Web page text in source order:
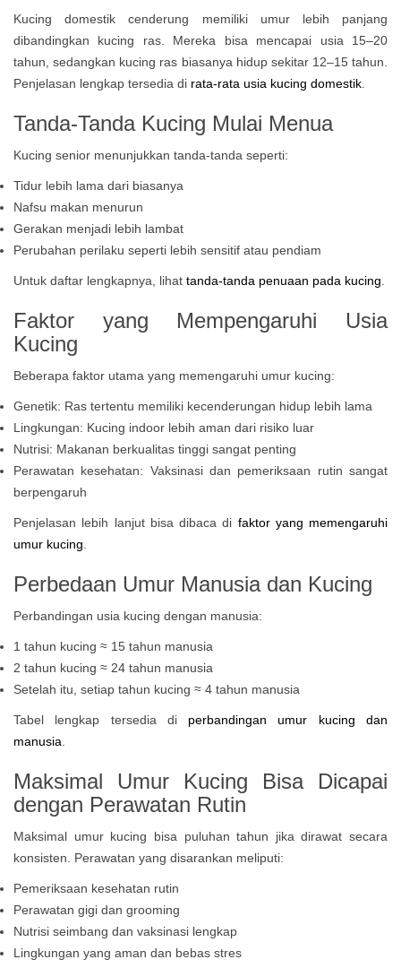
Kucing domestik cenderung memiliki umur lebih panjang
dibandingkan kucing ras. Mereka bisa mencapai usia 15–20
tahun, sedangkan kucing ras biasanya hidup sekitar 12–15 tahun.
Penjelasan lengkap tersedia di rata-rata usia kucing domestik
Tanda-Tanda Kucing Mulai Menua
Kucing senior menunjukkan tanda-tanda seperti:
Tidur lebih lama dari biasanya
Nafsu makan menurun
Gerakan menjadi lebih lambat
Perubahan perilaku seperti lebih sensitif atau pendiam
Untuk daftar lengkapnya, lihat tanda-tanda penuaan pada kucing
Faktor yang Mempengaruhi Usia
Kucing
Beberapa faktor utama yang memengaruhi umur kucing:
Genetik: Ras tertentu memiliki kecenderungan hidup lebih lama
Lingkungan: Kucing indoor lebih aman dari risiko luar
Nutrisi: Makanan berkualitas tinggi sangat penting
Perawatan kesehatan: Vaksinasi dan pemeriksaan rutin sangat
berpengaruh
Penjelasan lebih lanjut bisa dibaca di faktor yang memengaruhi
umur kucing
Perbedaan Umur Manusia dan Kucing
Perbandingan usia kucing dengan manusia:
1 tahun kucing ≈ 15 tahun manusia
2 tahun kucing ≈ 24 tahun manusia
Setelah itu, setiap tahun kucing ≈ 4 tahun manusia
Tabel lengkap tersedia diperbandingan umur kucing dan
manusia
Maksimal Umur Kucing Bisa Dicapai
dengan Perawatan Rutin
Maksimal umur kucing bisa puluhan tahun jika dirawat secara
konsisten. Perawatan yang disarankan meliputi:
Pemeriksaan kesehatan rutin
Perawatan gigi dan grooming
Nutrisi seimbang dan vaksinasi lengkap
Lingkungan yang aman dan bebas stres